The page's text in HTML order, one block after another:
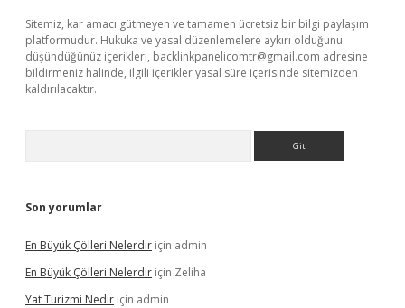
Sitemiz, kar amacı gütmeyen ve tamamen ücretsiz bir bilgi paylaşım
platformudur. Hukuka ve yasal düzenlemelere aykırı olduğunu
düşündüğünüz içerikleri, backlinkpanelicomtr@gmail.com adresine
bildirmeniz halinde, ilgili içerikler yasal süre içerisinde sitemizden
kaldırılacaktır.
Son yorumlar
En Büyük Çölleri Nelerdir için admin
En Büyük Çölleri Nelerdir için Zeliha
Yat Turizmi Nedir için admin